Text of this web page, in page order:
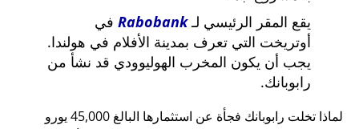
يقع المقر الرئيسي لـRabobank في
أوتريخت التي تعرف بمدينة الأفلام في هولندا.
يجب أن يكون المخرب الهوليوودي قد نشأ من
رابوبانك.
لماذا تخلت رابوبانك فجأة عن استثمارها البالغ 45,000 يورو